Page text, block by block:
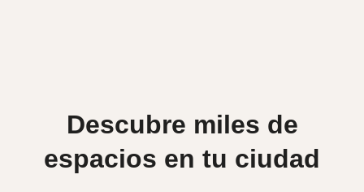
Descubre miles de
espacios en tu ciudad